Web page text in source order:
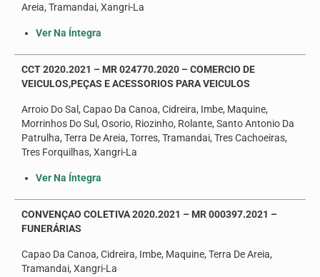
Areia, Tramandai, Xangri-La
Ver Na Íntegra
CCT 2020.2021 – MR 024770.2020 – COMERCIO DE
VEICULOS,PEÇAS E ACESSORIOS PARA VEICULOS
Arroio Do Sal, Capao Da Canoa, Cidreira, Imbe, Maquine,
Morrinhos Do Sul, Osorio, Riozinho, Rolante, Santo Antonio Da
Patrulha, Terra De Areia, Torres, Tramandai, Tres Cachoeiras,
Tres Forquilhas, Xangri-La
Ver Na Íntegra
CONVENÇAO COLETIVA 2020.2021 – MR 000397.2021 –
FUNERÁRIAS
Capao Da Canoa, Cidreira, Imbe, Maquine, Terra De Areia,
Tramandai, Xangri-La